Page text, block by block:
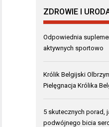
ZDROWIE I
Odpowiednia
aktywnych sportowo
Królik Belgijski
Pielęgnacja Królika
5 skutecznych porad,
podwójnego bicia